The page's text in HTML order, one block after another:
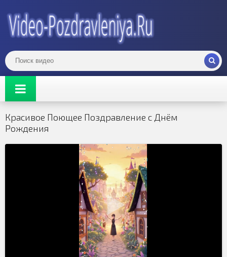
Красивое Поющее Поздравление с Днём
Рождения